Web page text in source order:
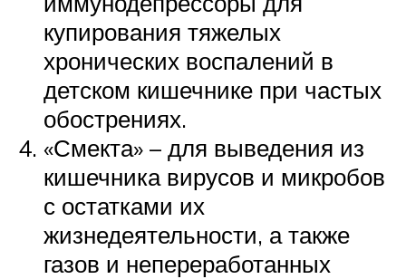
купирования тяжелых
хронических воспалений в
детском кишечнике при частых
обострениях.
«Смекта» – для выведения из
кишечника вирусов и микробов
с остатками их
жизнедеятельности, а также
газов и непереработанных